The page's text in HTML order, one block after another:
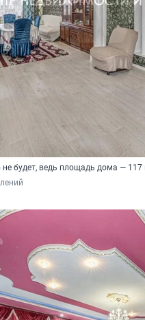
будет, ведь площадь дома — 117